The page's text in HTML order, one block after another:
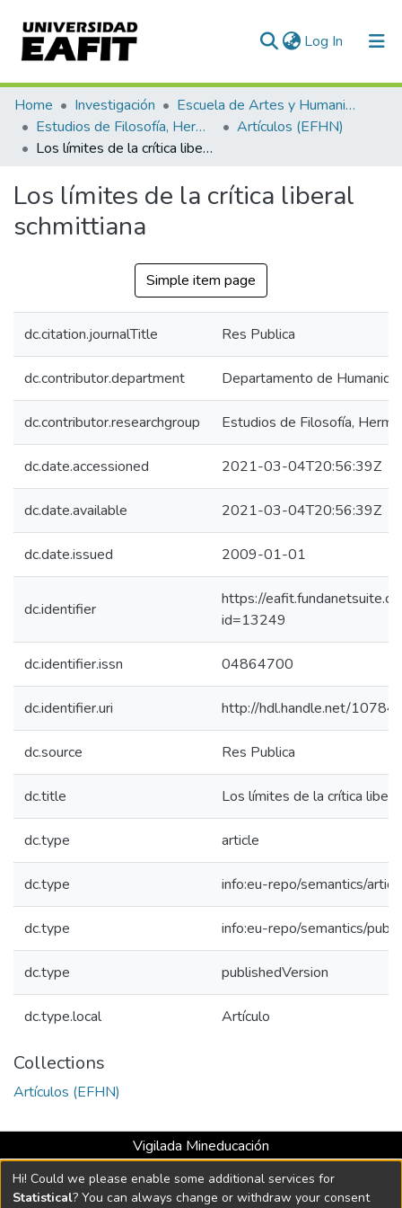
Log In (current)
Communities & Collections
All of DSpace
Home Investigación
Escuela de Artes y Humanidades
Estudios de Filosofía, Hermenéutica y Narrativas
Artículos (EFHN)
Los límites de la crítica liberal schmittiana
Los límites de la crítica liberal
schmittiana
Simple item page
dc.citation.journalTitle Res Publica
dc.contributor.department Departamento de
dc.contributor.researchgroup Estudios de Filosofía,
dc.date.accessioned 2021-03-04T20:56:39Z
dc.date.available 2021-03-04T20:56:39Z
dc.date.issued 2009-01-01
dc.identifier
https://
id=13249
dc.identifier.issn 04864700
dc.identifier.uri http://hdl.handle.net/
dc.source Res Publica
dc.title Los límites de la crítica
dc.type article
dc.type info:eu-repo/semantics/
dc.type info:eu-repo/semantics/
dc.type publishedVersion
dc.type.local Artículo
Collections
Artículos (EFHN)
Vigilada Mineducación
Universidad con Acreditación Institucional hasta 2026 -
Resolución MEN 2158 de 2018
Hi! Could we please enable some additional services for
Statistical? You can always change or withdraw your consent